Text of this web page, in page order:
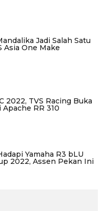
Jadi Salah Satu
Asia One Make
2022, TVS Racing Buka
Apache RR 310
Yamaha R3 bLU
2022, Assen Pekan Ini